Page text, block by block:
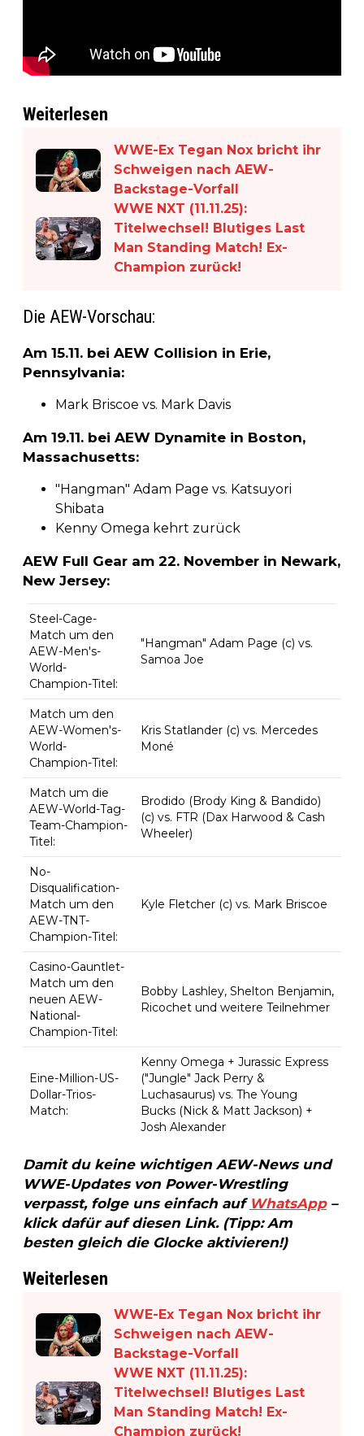
Weiterlesen
WWE-Ex Tegan Nox bricht ihr
Schweigen nach AEW-
Backstage-Vorfall
WWE NXT (11.11.25):
Titelwechsel! Blutiges Last
Man Standing Match! Ex-
Champion zurück!
Die AEW-Vorschau:
Am 15.11. bei AEW Collision in Erie,
Pennsylvania:
Mark Briscoe vs. Mark Davis
Am 19.11. bei AEW Dynamite in Boston,
Massachusetts:
"Hangman" Adam Page vs. Katsuyori
Shibata
Kenny Omega kehrt zurück
AEW Full Gear am 22. November in Newark,
New Jersey:
Steel-Cage-
Match um den
AEW-Men's-
World-
Champion-Titel:
"Hangman" Adam Page (c) vs.
Samoa Joe
Match um den
AEW-Women's-
World-
Champion-Titel:
Kris Statlander (c) vs. Mercedes
Moné
Match um die
AEW-World-Tag-
Team-Champion-
Titel:
Brodido (Brody King & Bandido)
(c) vs. FTR (Dax Harwood & Cash
Wheeler)
No-
Disqualification-
Match um den
AEW-TNT-
Champion-Titel:
Kyle Fletcher (c) vs. Mark Briscoe
Casino-Gauntlet-
Match um den
neuen AEW-
National-
Champion-Titel:
Bobby Lashley, Shelton Benjamin,
Ricochet und weitere Teilnehmer
Eine-Million-US-
Dollar-Trios-
Match:
Kenny Omega + Jurassic Express
("Jungle" Jack Perry &
Luchasaurus) vs. The Young
Bucks (Nick & Matt Jackson) +
Josh Alexander
Damit du keine wichtigen AEW-News und
WWE-Updates von Power-Wrestling
verpasst, folge uns einfach auf WhatsApp–
klick dafür auf diesen Link. (Tipp: Am
besten gleich die Glocke aktivieren!)
Weiterlesen
WWE-Ex Tegan Nox bricht ihr
Schweigen nach AEW-
Backstage-Vorfall
WWE NXT (11.11.25):
Titelwechsel! Blutiges Last
Man Standing Match! Ex-
Champion zurück!